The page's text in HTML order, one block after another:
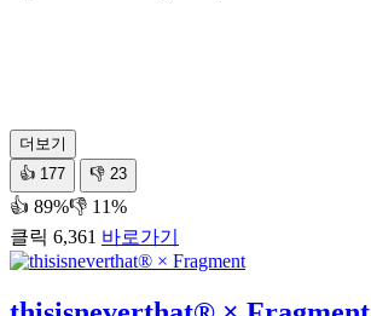
더보기
👍 177 👎 23
👍 89%👎 11%
클릭 6,361 바로가기